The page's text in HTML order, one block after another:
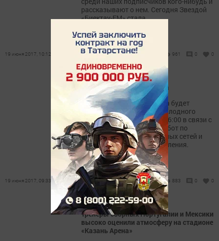
рассказывают о нем. Сегодня Звездой
«Биектау-FM» стала...
19 июня 2017, 10:12 961 0 0
Отключение воды в с.Абла
23 июня 2017 года в с.Абла будет
приостановлено подача холодного
водоснабжения с 8:00 по 16:00 в связи с
проведением плановых работ по
дезинфекции водопроводных сетей и
водонапорных башен поселения.
19 июня 2017, 09:33 883 0 0
Тренеры сборных Португалии и Мексики
высоко оценили атмосферу на стадионе
«Казань Арена»